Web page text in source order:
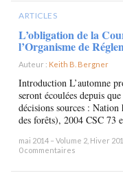
ARTICLES
L’obligation de la
l’Organisme de
Auteur : Keith B. Bergner
Introduction L’automne
seront écoulées depuis
décisions sources :
des forêts), 2004 CSC
mai 2014 – Volume 2, Hiver
0 commentaires